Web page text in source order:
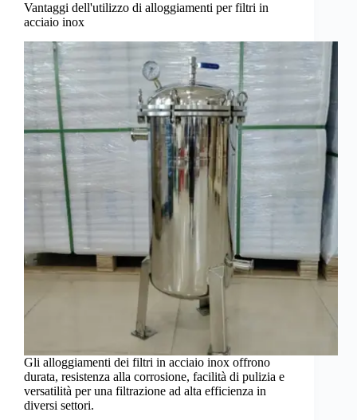
Vantaggi dell'utilizzo di alloggiamenti per filtri in
acciaio inox
Gli alloggiamenti dei filtri in acciaio inox offrono
durata, resistenza alla corrosione, facilità di pulizia e
versatilità per una filtrazione ad alta efficienza in
diversi settori.